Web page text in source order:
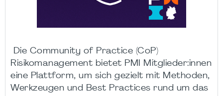
Die Community of Practice (CoP)
Risikomanagement bietet PMI Mitglieder:innen
eine Plattform, um sich gezielt mit Methoden,
Werkzeugen und Best Practices rund um das